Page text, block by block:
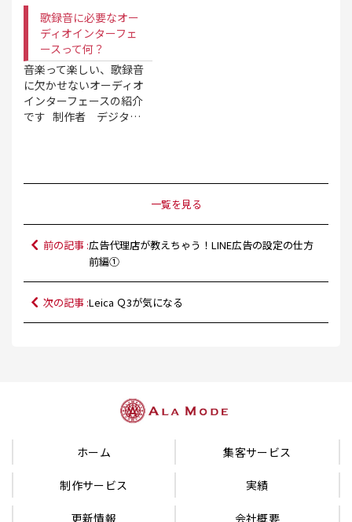
歌録音に必要なオー
ディオインターフェ
ースって何？
音楽って楽しい、歌録音
に欠かせないオーディオ
インターフェースの紹介
です 制作者 デジタ…
一覧を見る
前の記事 :広告代理店が教えちゃう！LINE広告の設定の仕方
前編①
次の記事 :Leica Ｑ3が気になる
ホーム 集客サービス
制作サービス 実績
更新情報 会社概要